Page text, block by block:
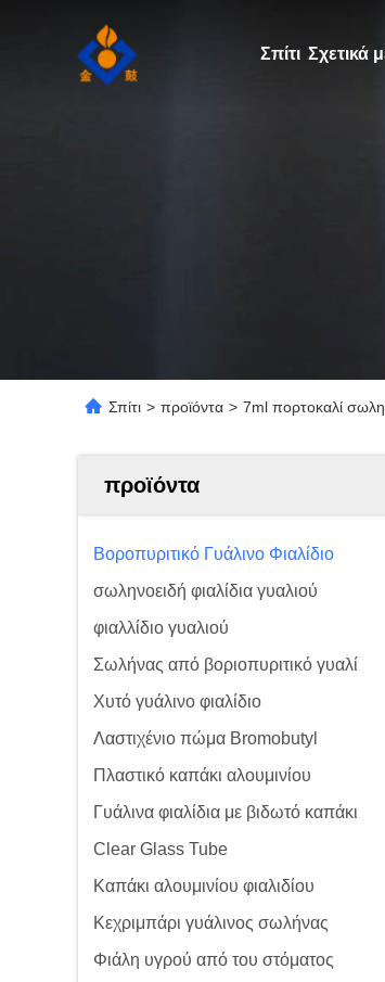
Σπίτι Σχετικά
Σπίτι > προϊόντα > 7ml πορτοκαλί
προϊόντα
Βοροπυριτικό Γυάλινο Φιαλίδιο
σωληνοειδή φιαλίδια γυαλιού
φιαλλίδιο γυαλιού
Σωλήνας από βοριοπυριτικό γυαλί
Χυτό γυάλινο φιαλίδιο
Λαστιχένιο πώμα Bromobutyl
Πλαστικό καπάκι αλουμινίου
Γυάλινα φιαλίδια με βιδωτό καπάκι
Clear Glass Tube
Καπάκι αλουμινίου φιαλιδίου
Κεχριμπάρι γυάλινος σωλήνας
Φιάλη υγρού από του στόματος